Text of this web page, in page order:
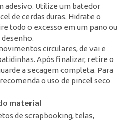
adesivo. Utilize um batedor
de cerdas duras. Hidrate o
todo o excesso em um pano ou
circulares, de vai e
Após finalizar, retire o
a secagem completa. Para
o uso de pincel seco
material
de scrapbooking, telas,